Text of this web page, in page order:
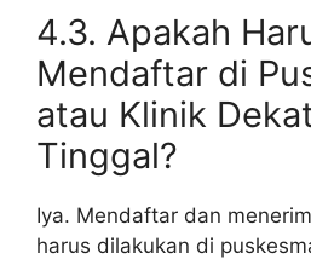
4.3. Apakah
Mendaftar di
atau Klinik
Tinggal?
Iya. Mendaftar dan
harus dilakukan di